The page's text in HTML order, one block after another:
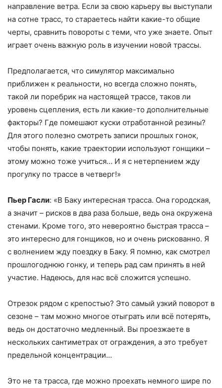
направление ветра. Если за свою карьеру вы выступали
на сотне трасс, то стараетесь найти какие-то общие
черты, сравнить повороты с теми, что уже знаете. Опыт
играет очень важную роль в изучении новой трассы.
Предполагается, что симулятор максимально
приближен к реальности, но всегда сложно понять,
такой ли поребрик на настоящей трассе, таков ли
уровень сцепления, есть ли какие-то дополнительные
факторы? Где помешают куски отработанной резины?
Для этого полезно смотреть записи прошлых гонок,
чтобы понять, какие траектории используют гонщики –
этому можно тоже учиться… И я с нетерпением жду
прогулку по трассе в четверг!»
Пьер Гасли: «В Баку интересная трасса. Она городская,
а значит – рисков в два раза больше, ведь она окружена
стенами. Кроме того, это невероятно быстрая трасса –
это интересно для гонщиков, но и очень рискованно. Я
с волнением жду поездку в Баку. Я помню, как смотрел
прошлогоднюю гонку, и теперь рад сам принять в ней
участие. Надеюсь, для нас всё сложится успешно.
Отрезок рядом с крепостью? Это самый узкий поворот в
сезоне – там можно многое отыграть или всё потерять,
ведь он достаточно медленный. Вы проезжаете в
нескольких сантиметрах от ограждения, а это требует
предельной концентрации…
Это не та трасса, где можно проехать немного шире по